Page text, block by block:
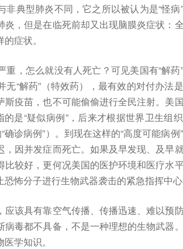
典型肺炎不同，它之所以被认为是“怪病
，但是在临死前却又出现脑膜炎症状：全
症状。
，怎么就没有人死亡？可见美国有“解药
“解药”（特效药），最有效的对付办法
疫苗，也不可能偷偷进行全民注射。美
是“疑似病例”，后来才根据世界卫生组
诊病例”）。到现在这样的“高度可能病例”
因并发症而死亡。如果及早发现、及早
较好，更何况美国的医护环境和医疗水
怖分子进行生物武器袭击的紧急指挥中心
该具有靠空气传播、传播迅速、难以预防
毒都不具备，不是一种理想的生物武器
学知识。